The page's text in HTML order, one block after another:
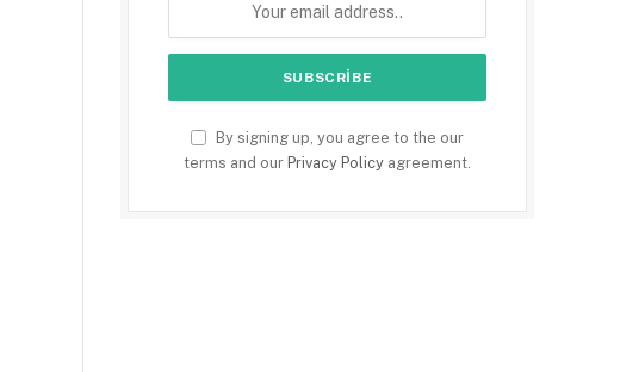
By signing up, you agree to the our
terms and our Privacy Policy agreement.